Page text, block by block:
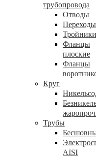
трубопровода
Отводы
Переходы
Тройники
Фланцы
плоские
Фланцы
Круг
Трубы
AISI